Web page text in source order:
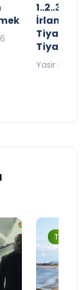
1..2..3..
Tiyatro
Yasir Baba
Turizm